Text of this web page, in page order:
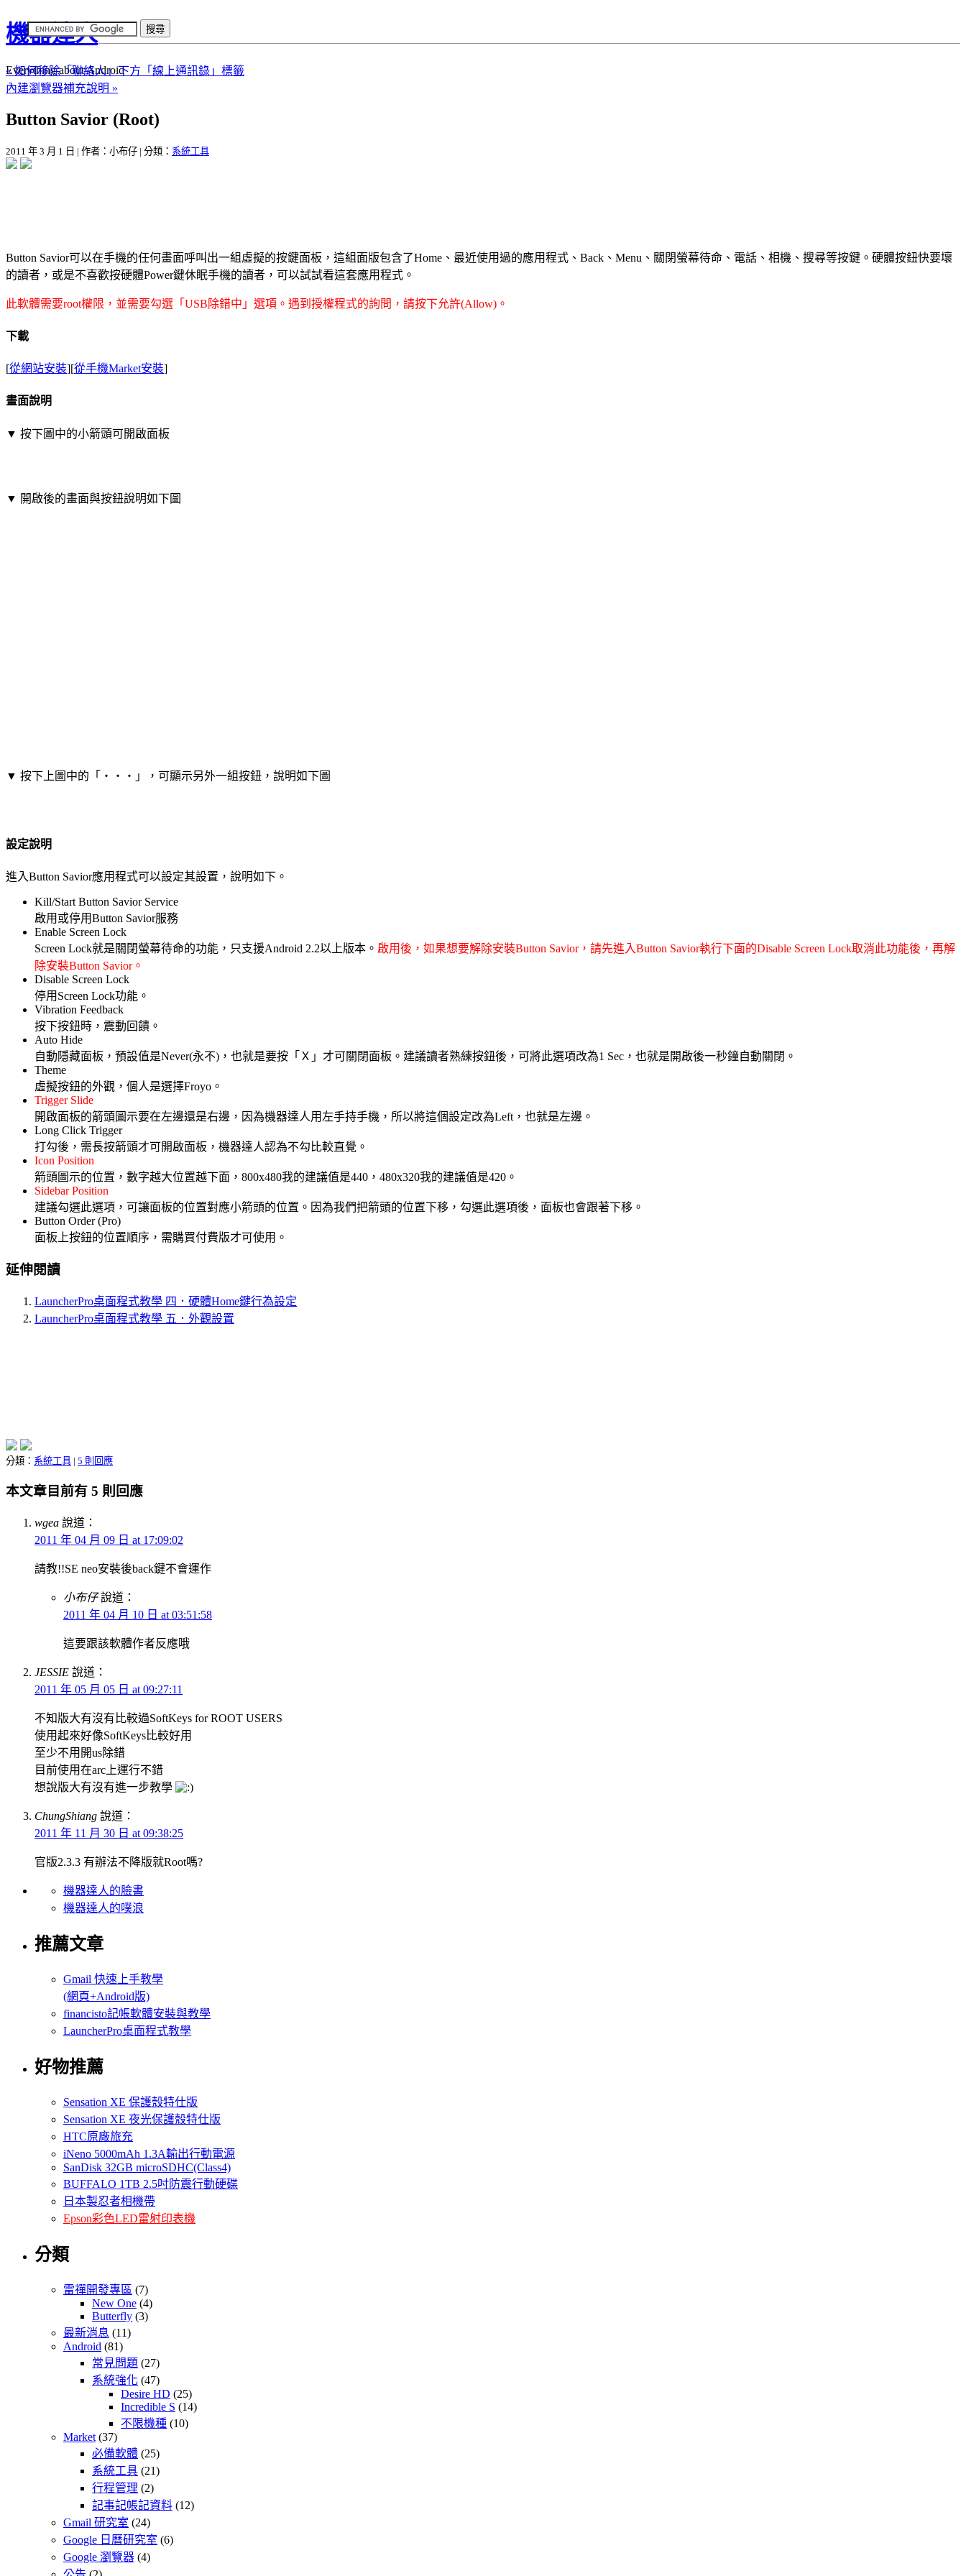
機器達人
Everything about Android
« 如何移除「聯絡人」下方「線上通訊錄」標籤
內建瀏覽器補充說明 »
Button Savior (Root)
2011 年 3 月 1 日 | 作者：小布仔 | 分類： 系統工具
Button Savior可以在手機的任何畫面呼叫出一組虛擬的按鍵面板，這組面版包含了Home、最近使用過的應用程式、Back、Menu、關閉螢幕待命、電話、相機、搜尋等按鍵。硬體按鈕快要壞
的讀者，或是不喜歡按硬體Power鍵休眠手機的讀者，可以試試看這套應用程式。
此軟體需要root權限，並需要勾選「USB除錯中」選項。遇到授權程式的詢問，請按下允許(Allow)。
下載
[從網站安裝][從手機Market安裝]
畫面說明
▼ 按下圖中的小箭頭可開啟面板
▼ 開啟後的畫面與按鈕說明如下圖
▼ 按下上圖中的「‧‧‧」，可顯示另外一組按鈕，說明如下圖
設定說明
進入Button Savior應用程式可以設定其設置，說明如下。
Kill/Start Button Savior Service
啟用或停用Button Savior服務
Enable Screen Lock
Screen Lock就是關閉螢幕待命的功能，只支援Android 2.2以上版本。 啟用後，如果想要解除安裝Button Savior，請先進入Button Savior執行下面的Disable Screen Lock取消此功能後，再解
除安裝Button Savior。
Disable Screen Lock
停用Screen Lock功能。
Vibration Feedback
按下按鈕時，震動回饋。
Auto Hide
自動隱藏面板，預設值是Never(永不)，也就是要按「Ｘ」才可關閉面板。建議讀者熟練按鈕後，可將此選項改為1 Sec，也就是開啟後一秒鐘自動關閉。
Theme
虛擬按鈕的外觀，個人是選擇Froyo。
Trigger Slide
開啟面板的箭頭圖示要在左邊還是右邊，因為機器達人用左手持手機，所以將這個設定改為Left，也就是左邊。
Long Click Trigger
打勾後，需長按箭頭才可開啟面板，機器達人認為不勾比較直覺。
Icon Position
箭頭圖示的位置，數字越大位置越下面，800x480我的建議值是440，480x320我的建議值是420。
Sidebar Position
建議勾選此選項，可讓面板的位置對應小箭頭的位置。因為我們把箭頭的位置下移，勾選此選項後，面板也會跟著下移。
Button Order (Pro)
面板上按鈕的位置順序，需購買付費版才可使用。
延伸閱讀
LauncherPro桌面程式教學 四．硬體Home鍵行為設定
LauncherPro桌面程式教學 五．外觀設置
分類： 系統工具 | 5 則回應
本文章目前有 5 則回應
wgea 說道：
2011 年 04 月 09 日 at 17:09:02
請教!!SE neo安裝後back鍵不會運作
小布仔 說道：
2011 年 04 月 10 日 at 03:51:58
這要跟該軟體作者反應哦
JESSIE 說道：
2011 年 05 月 05 日 at 09:27:11
不知版大有沒有比較過SoftKeys for ROOT USERS
使用起來好像SoftKeys比較好用
至少不用開us除錯
目前使用在arc上運行不錯
想說版大有沒有進一步教學
ChungShiang 說道：
2011 年 11 月 30 日 at 09:38:25
官版2.3.3 有辦法不降版就Root嗎?
機器達人的臉書
機器達人的噗浪
推薦文章
Gmail 快速上手教學
(網頁+Android版)
financisto記帳軟體安裝與教學
LauncherPro桌面程式教學
好物推薦
Sensation XE 保護殼特仕版
Sensation XE 夜光保護殼特仕版
HTC原廠旅充
iNeno 5000mAh 1.3A輸出行動電源
SanDisk 32GB microSDHC(Class4)
BUFFALO 1TB 2.5吋防震行動硬碟
日本製忍者相機帶
Epson彩色LED雷射印表機
分類
雷禪開發專區 (7)
New One (4)
Butterfly (3)
最新消息 (11)
Android (81)
常見問題 (27)
系統強化 (47)
Desire HD (25)
Incredible S (14)
不限機種 (10)
Market (37)
必備軟體 (25)
系統工具 (21)
行程管理 (2)
記事記帳記資料 (12)
Gmail 研究室 (24)
Google 日曆研究室 (6)
Google 瀏覽器 (4)